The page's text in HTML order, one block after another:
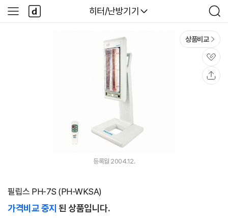
다나와
히터/난방기기
검
색
사
이
다
나
와
상품비교
관
심
등록월 2004.12.
필립스 PH-7S (PH-WKSA)
가격비교 중지 된 상품입니다.